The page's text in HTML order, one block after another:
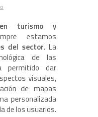
turismo y
estamos
del sector. La
de las
permitido dar
visuales,
de mapas
personalizada
de los usuarios.